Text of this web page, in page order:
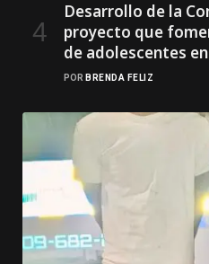
Desarrollo de la
proyecto que
de adolescentes
POR BRENDA FELIZ